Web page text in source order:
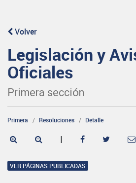
Volver
Legislación y
Oficiales
Primera sección
Primera Resoluciones Detalle
|
VER PÁGINAS PUBLICADAS